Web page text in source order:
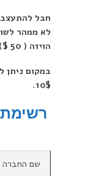
חבל
לא ממהר
הויזה ( 50 $) עוד במטוס ( התשלום בכרטיס אשראי).
10$.
שם החברה